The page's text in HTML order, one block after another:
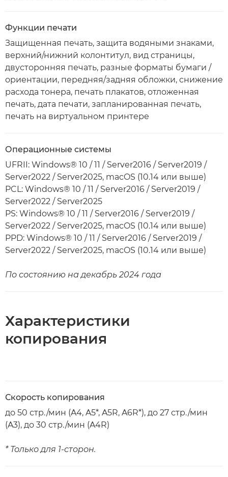
Функции печати
Защищенная печать, защита водяными знаками,
верхний/нижний колонтитул, вид страницы,
двусторонняя печать, разные форматы бумаги /
ориентации, передняя/задняя обложки, снижение
расхода тонера, печать плакатов, отложенная
печать, дата печати, запланированная печать,
печать на виртуальном принтере
Операционные системы
UFRII: Windows® 10 / 11 / Server2016 / Server2019 /
Server2022 / Server2025, macOS (10.14 или выше)
PCL: Windows® 10 / 11 / Server2016 / Server2019 /
Server2022 / Server2025
PS: Windows® 10 / 11 / Server2016 / Server2019 /
Server2022 / Server2025, macOS (10.14 или выше)
PPD: Windows® 10 / 11 / Server2016 / Server2019 /
Server2022 / Server2025, macOS (10.14 или выше)
По состоянию на декабрь 2024 года
Характеристики
копирования
Скорость копирования
до 50 стр./мин (A4, A5*, A5R, A6R*), до 27 стр./мин
(A3), до 30 стр./мин (A4R)
* Только для 1-сторон.